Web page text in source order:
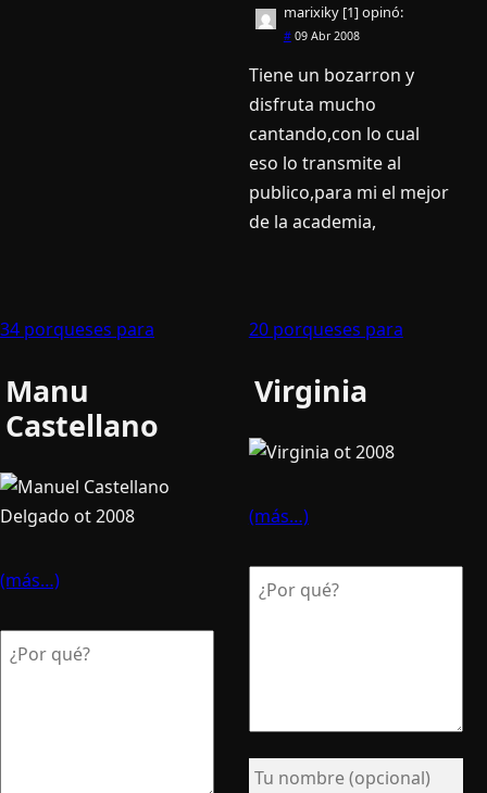
marixiky [1]opinó:
#09 Abr 2008
Tiene un bozarron y
disfruta mucho
cantando,con lo cual
eso lo transmite al
publico,para mi el mejor
de la academia,
34 porqueses para
Manu
Castellano
(más…)
20 porqueses para
Virginia
(más…)